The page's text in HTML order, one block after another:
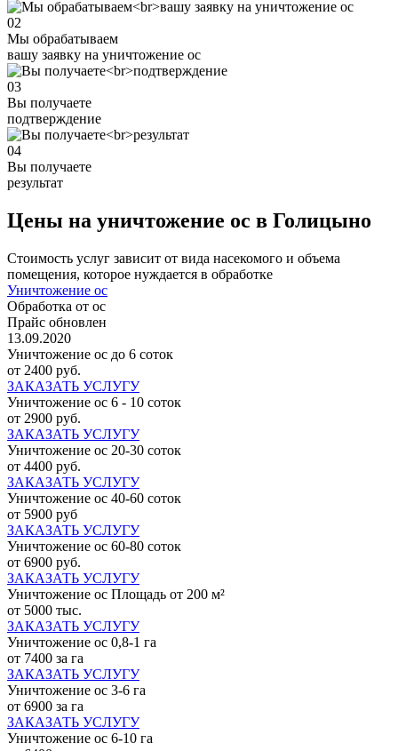
02
Мы обрабатываем
вашу заявку на уничтожение ос
03
Вы получаете
подтверждение
04
Вы получаете
результат
Цены на уничтожение ос в Голицыно
Стоимость услуг зависит от вида насекомого и объема
помещения, которое нуждается в обработке
Уничтожение ос
Обработка от ос
Прайс обновлен
13.09.2020
Уничтожение ос до 6 соток
от 2400 руб.
ЗАКАЗАТЬ УСЛУГУ
Уничтожение ос 6 - 10 соток
от 2900 руб.
ЗАКАЗАТЬ УСЛУГУ
Уничтожение ос 20-30 соток
от 4400 руб.
ЗАКАЗАТЬ УСЛУГУ
Уничтожение ос 40-60 соток
от 5900 руб
ЗАКАЗАТЬ УСЛУГУ
Уничтожение ос 60-80 соток
от 6900 руб.
ЗАКАЗАТЬ УСЛУГУ
Уничтожение ос Площадь от 200 м²
от 5000 тыс.
ЗАКАЗАТЬ УСЛУГУ
Уничтожение ос 0,8-1 га
от 7400 за га
ЗАКАЗАТЬ УСЛУГУ
Уничтожение ос 3-6 га
от 6900 за га
ЗАКАЗАТЬ УСЛУГУ
Уничтожение ос 6-10 га